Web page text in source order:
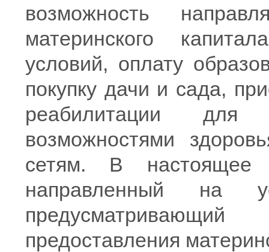
возможность
материнского
условий, оплату
покупку дачи и сада,
реабилитации
возможностями
сетям. В настоящее
направленный на
предоставления